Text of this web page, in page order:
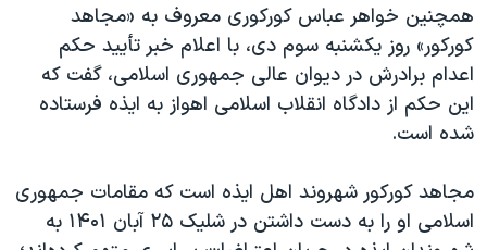
همچنین خواهر عباس کورکوری معروف به «مجاهد
کورکور» روز یکشنبه سوم دی، با اعلام خبر تأیید حکم
اعدام برادرش در دیوان عالی جمهوری اسلامی، گفت که
این حکم از دادگاه انقلاب اسلامی اهواز به ایذه فرستاده
شده است.
مجاهد کورکور شهروند اهل ایذه است که مقامات جمهوری
اسلامی او را به دست داشتن در شلیک ۲۵ آبان ۱۴۰۱ به